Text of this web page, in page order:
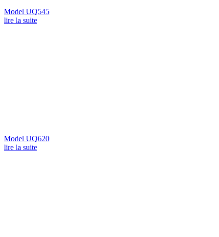
Model UQ545
lire la suite
Model UQ620
lire la suite